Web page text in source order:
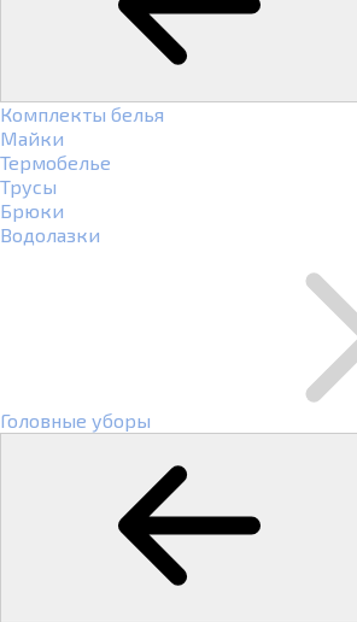
Комплекты белья
Майки
Термобелье
Трусы
Брюки
Водолазки
Головные уборы